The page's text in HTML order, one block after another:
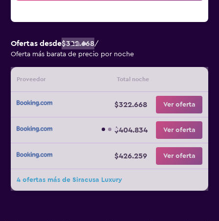
Ofertas desde$322.668/
Oferta más barata de precio por noche
Proveedor Total noche
$322.668 Ver oferta
$404.834 Ver oferta
$426.259 Ver oferta
4 ofertas más de Siracusa Luxury